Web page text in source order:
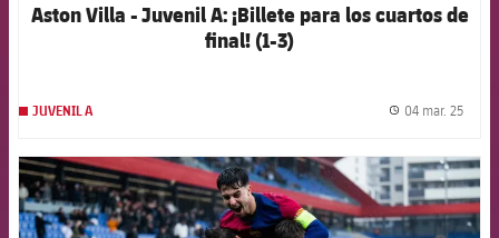
Aston Villa - Juvenil A: ¡Billete para los cuartos de
final! (1-3)
JUVENIL A 04 mar. 25
FCB Barcelona badge